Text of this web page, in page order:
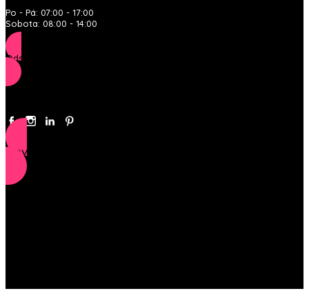
Po - Pá: 07:00 - 17:00
Sobota: 08:00 - 14:00
Odstoupit od smlouvy
Novinky e-mailem